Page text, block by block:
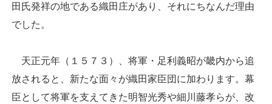
田氏発祥の地である織田庄があり、それにちなんだ理由
でした。
天正元年（１５７３）、将軍・足利義昭が畿内から追
放されると、新たな面々が織田家臣団に加わります。幕
臣として将軍を支えてきた明智光秀や細川藤孝らが、改